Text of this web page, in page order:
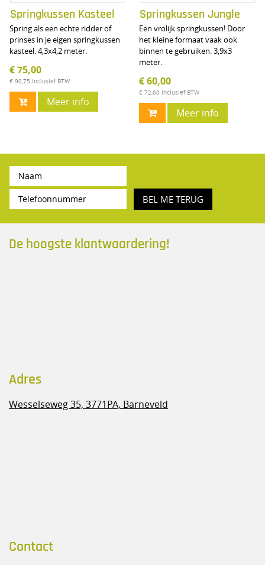
Springkussen Kasteel
Spring als een echte ridder of
prinses in je eigen springkussen
kasteel. 4,3x4,2 meter.
€ 75,00
€ 90,75 Inclusief BTW
Meer info
Springkussen Jungle
Een vrolijk springkussen! Door
het kleine formaat vaak ook
binnen te gebruiken. 3,9x3
meter.
€ 60,00
€ 72,60 Inclusief BTW
Meer info
BEL ME TERUG
De hoogste klantwaardering!
Adres
Wesselseweg 35, 3771PA, Barneveld
Contact